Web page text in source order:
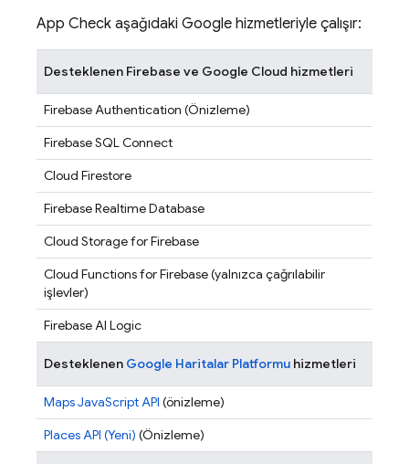
App Check aşağıdaki Google hizmetleriyle çalışır:
Desteklenen Firebase ve Google Cloud hizmetleri
Firebase Authentication (Önizleme)
Firebase SQL Connect
Cloud Firestore
Firebase Realtime Database
Cloud Storage for Firebase
Cloud Functions for Firebase(yalnızca çağrılabilir
işlevler)
Firebase AI Logic
Desteklenen Google Haritalar Platformu hizmetleri
Maps JavaScript API (önizleme)
Places API (Yeni) (Önizleme)